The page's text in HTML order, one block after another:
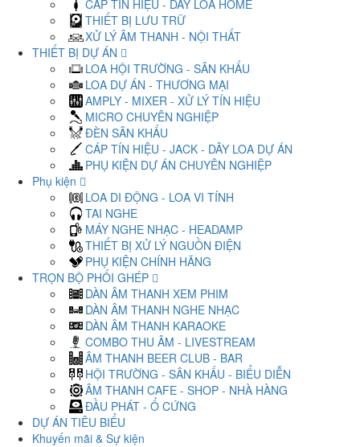
CÁP TÍN HIỆU - DÂY LOA HOME
THIẾT BỊ LƯU TRỮ
XỬ LÝ ÂM THANH - NỘI THẤT
THIẾT BỊ DỰ ÁN
LOA HỘI TRƯỜNG - SÂN KHẤU
LOA DỰ ÁN - THƯƠNG MẠI
AMPLY - MIXER - XỬ LÝ TÍN HIỆU
MICRO CHUYÊN NGHIỆP
ĐÈN SÂN KHẤU
CÁP TÍN HIỆU - JACK - DÂY LOA DỰ ÁN
PHỤ KIỆN DỰ ÁN CHUYÊN NGHIỆP
Phụ kiện
LOA DI ĐỘNG - LOA VI TÍNH
TAI NGHE
MÁY NGHE NHẠC - HEADAMP
THIẾT BỊ XỬ LÝ NGUỒN ĐIỆN
PHỤ KIỆN CHÍNH HÃNG
TRỌN BỘ PHỐI GHÉP
DÀN ÂM THANH XEM PHIM
DÀN ÂM THANH NGHE NHẠC
DÀN ÂM THANH KARAOKE
COMBO THU ÂM - LIVESTREAM
ÂM THANH BEER CLUB - BAR
HỘI TRƯỜNG - SÂN KHẤU - BIỂU DIỄN
ÂM THANH CAFE - SHOP - NHÀ HÀNG
ĐẦU PHÁT - Ổ CỨNG
DỰ ÁN TIÊU BIỂU
Khuyến mãi & Sự kiện